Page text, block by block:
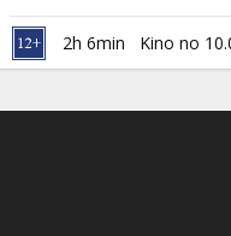
krievu valodā. Filma 3D
par formātiem -
2h 6min Kino no